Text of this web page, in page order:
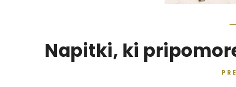
Napitki, ki